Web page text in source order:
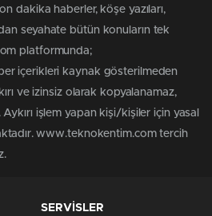
dakika haberler, köşe yazıları,
seyahate bütün konuların tek
platformunda;
içerikleri kaynak gösterilmeden
ve izinsiz olarak kopyalanamaz,
işlem yapan kişi/kişiler için yasal
www.teknokentim.com tercih
SERVİSLER